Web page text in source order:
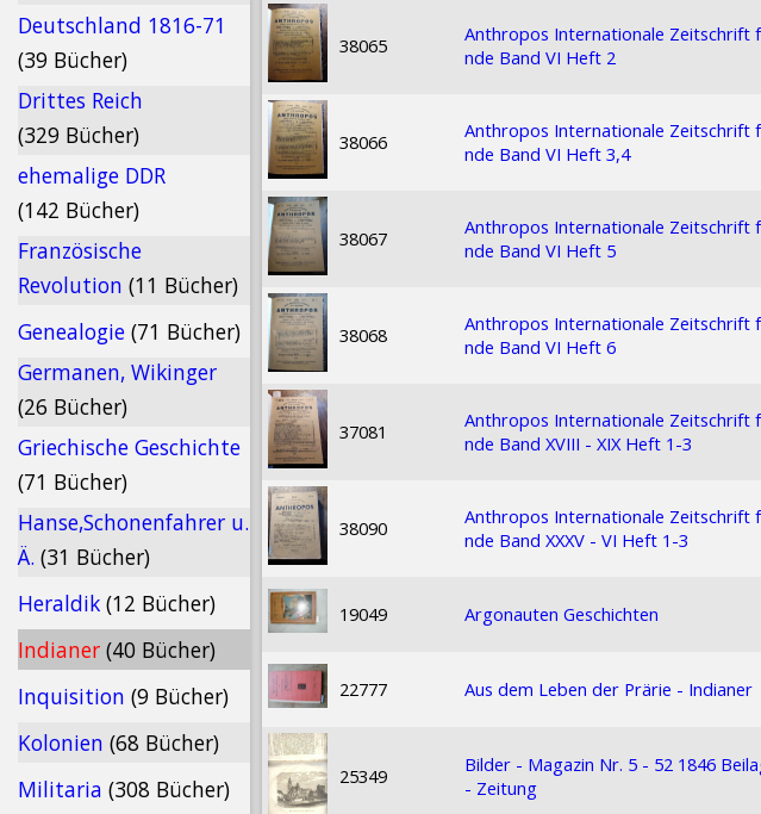
Deutschland 1816-71
(39 Bücher)
Drittes Reich
(329 Bücher)
ehemalige DDR
(142 Bücher)
Französische
Revolution (11 Bücher)
Genealogie (71 Bücher)
Germanen, Wikinger
(26 Bücher)
Griechische Geschichte
(71 Bücher)
Hanse,Schonenfahrer u.
Ä. (31 Bücher)
Heraldik (12 Bücher)
Indianer (40 Bücher)
Inquisition (9 Bücher)
Kolonien (68 Bücher)
Militaria (308 Bücher)
38065
Anthropos Internationale Zeitschrift
nde Band VI Heft 2
38066
Anthropos Internationale Zeitschrift
nde Band VI Heft 3,4
38067
Anthropos Internationale Zeitschrift
nde Band VI Heft 5
38068
Anthropos Internationale Zeitschrift
nde Band VI Heft 6
37081
Anthropos Internationale Zeitschrift
nde Band XVIII - XIX Heft 1-3
38090
Anthropos Internationale Zeitschrift
nde Band XXXV - VI Heft 1-3
19049 Argonauten Geschichten
22777 Aus dem Leben der Prärie - Indianer
25349
Bilder - Magazin Nr. 5 - 52 1846
- Zeitung